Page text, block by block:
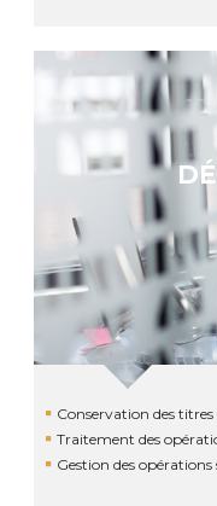
Conservation des titres
Traitement des
Gestion des